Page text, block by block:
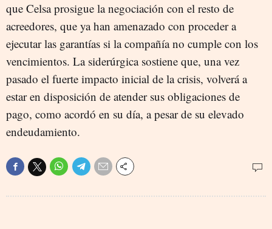
que Celsa prosigue la negociación con el resto de
acreedores, que ya han amenazado con proceder a
ejecutar las garantías si la compañía no cumple con los
vencimientos. La siderúrgica sostiene que, una vez
pasado el fuerte impacto inicial de la crisis, volverá a
estar en disposición de atender sus obligaciones de
pago, como acordó en su día, a pesar de su elevado
endeudamiento.